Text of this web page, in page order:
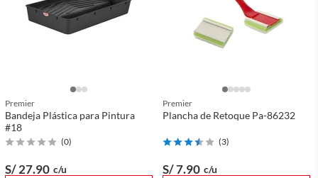
Premier
Bandeja Plástica para Pintura
#18
(0)
S/ 27.90 c/u
Premier
Plancha de Retoque Pa-86232
(3)
S/ 7.90 c/u